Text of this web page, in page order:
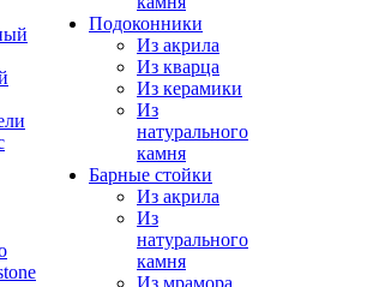
Подоконники
Из акрила
Из кварца
Из керамики
Из
натурального
камня
Барные стойки
Из акрила
Из
натурального
камня
Из мрамора